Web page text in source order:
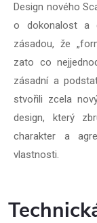
Design nového
o dokonalost a
zásadou, že
zato co
zásadní a
stvořili zcela
design, který
charakter a
vlastnosti.